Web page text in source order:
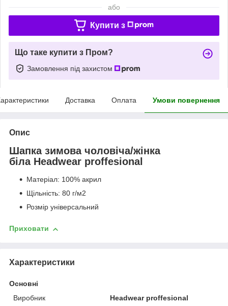
або
Купити з
Що таке купити з Пром?
Замовлення під захистом
Доставка Оплата Умови повернення
Опис
Шапка зимова чоловіча/жінка
біла Headwear proffesional
Матеріал: 100% акрил
Щільність: 80 г/м2
Розмір універсальний
Приховати
Характеристики
Основні
Виробник
Headwear proffesional